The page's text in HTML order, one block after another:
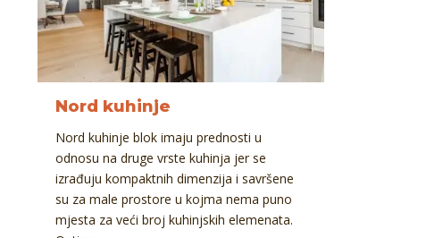
Nord kuhinje
Nord kuhinje blok imaju prednosti u
odnosu na druge vrste kuhinja jer se
izrađuju kompaktnih dimenzija i savršene
su za male prostore u kojma nema puno
mjesta za veći broj kuhinjskih elemenata.